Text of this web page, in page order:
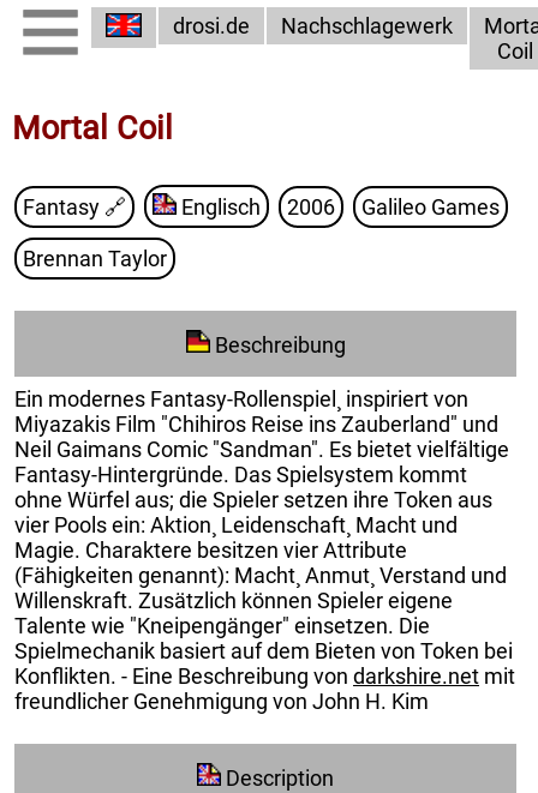
drosi.de Nachschlagewerk
Coil
Mortal Coil
Fantasy 🔗 Englisch 2006 Galileo Games
Brennan Taylor
Beschreibung
Ein modernes Fantasy-Rollenspiel¸ inspiriert von
Miyazakis Film "Chihiros Reise ins Zauberland" und
Neil Gaimans Comic "Sandman". Es bietet vielfältige
Fantasy-Hintergründe. Das Spielsystem kommt
ohne Würfel aus; die Spieler setzen ihre Token aus
vier Pools ein: Aktion¸ Leidenschaft¸ Macht und
Magie. Charaktere besitzen vier Attribute
(Fähigkeiten genannt): Macht¸ Anmut¸ Verstand und
Willenskraft. Zusätzlich können Spieler eigene
Talente wie "Kneipengänger" einsetzen. Die
Spielmechanik basiert auf dem Bieten von Token bei
Konflikten. - Eine Beschreibung von darkshire.net mit
freundlicher Genehmigung von John H. Kim
Description